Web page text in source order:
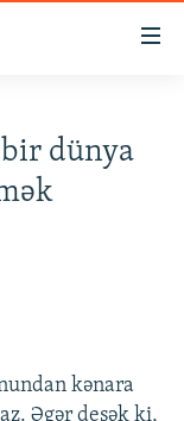
dünya
kənara
Əgər desək ki,